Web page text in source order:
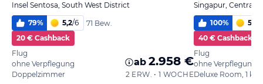
Insel Sentosa, South West District
79% 5,2/6
71 Bew.
20 € Cashback
Flug
ohne Verpflegung
Doppelzimmer
ab 2.958 €
2 ERW. • 1 WOCHE
Singapur, Central
100% 5,6
40 € Cashback
Flug
ohne Verpflegung